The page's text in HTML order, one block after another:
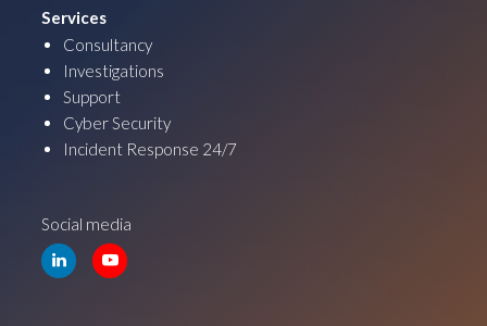
Services
Consultancy
Investigations
Support
Cyber Security
Incident Response 24/7
Social media